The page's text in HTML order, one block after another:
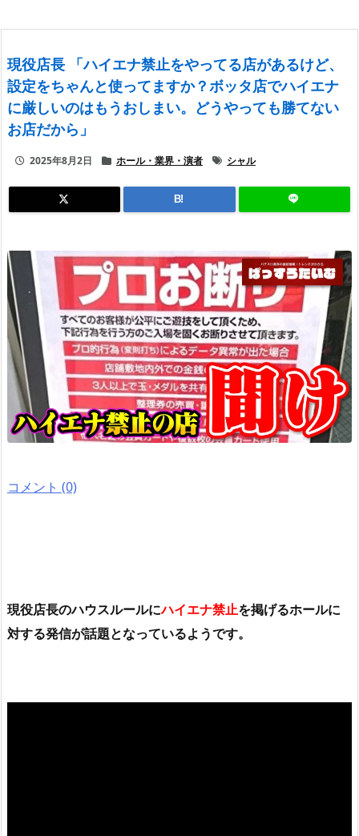
現役店長 「ハイエナ禁止をやってる店があるけど、
設定をちゃんと使ってますか？ボッタ店でハイエナ
に厳しいのはもうおしまい。どうやっても勝てない
お店だから」
2025年8月2日 ホール・業界・演者 シャル
B!
コメント (0)
現役店長のハウスルールにハイエナ禁止を掲げるホールに
対する発信が話題となっているようです。